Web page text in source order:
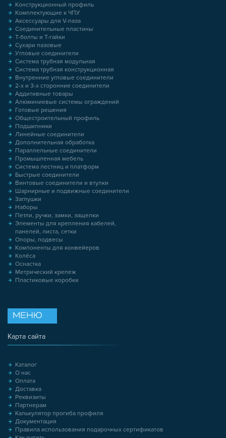
Конструкционный профиль
Комплектующие к ЧПУ
Аксессуары для V-паза
Соединительные пластины
Т-болты и Т-гайки
Сухари пазовые
Угловые соединители
Система трубная модульная
Система трубная конструкционная
Внутренние угловые соединители
2-х и 3-х сторонние соединители
Аддитивные товары
Алюминиевые системы ограждений
Готовые решения
Общестроительный профиль
Подшипники
Линейные соединители
Дополнительная обработка
Параллельные соединители
Промышленная мебель
Система лестниц и платформ
Быстрые соединители
Винтовые соединители и втулки
Шарнирные и подвижные соединители
Заглушки
Наборы
Петли, ручки, замки, защелки
Элементы для крепления кабелей,
панелей, листа, сетки
Опоры, подвесы
Компоненты для конвейеров
Колёса
Оснастка
Метрический крепеж
Пластиковые коробки
МЕНЮ
Карта сайта
Каталог
О нас
Оплата
Доставка
Реквизиты
Партнерам
Калькулятор прогиба профиля
Документация
Правила использования подарочных сертификатов